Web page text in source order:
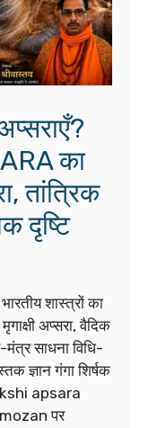
का
तांत्रिक
दृष्टि
शास्त्रों का
अप्सरा, वैदिक
साधना विधि-
ज्ञान गंगा शिर्षक
apsara
पर